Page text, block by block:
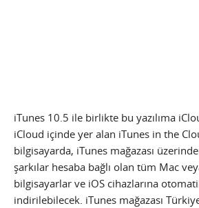
iTunes 10.5 ile birlikte bu yazılıma
iCloud içinde yer alan iTunes in the
bilgisayarda, iTunes mağazası
şarkılar hesaba bağlı olan tüm Mac
bilgisayarlar ve iOS cihazlarına
indirilebilecek. iTunes mağazası